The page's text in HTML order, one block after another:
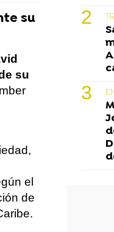
su
su
el
de